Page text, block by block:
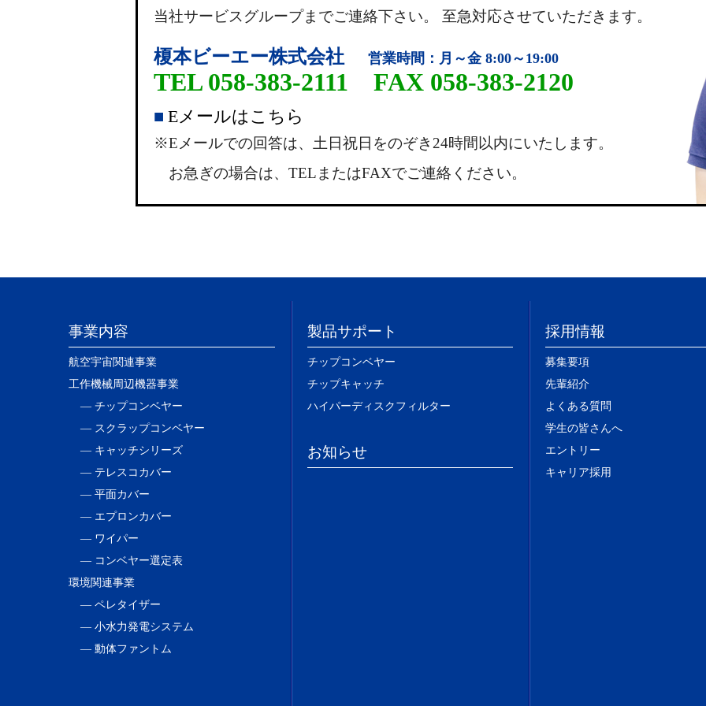
当社サービスグループまでご連絡下さい。 至急対応させていただきます。
榎本ビーエー株式会社 営業時間：月～金 8:00～19:00
TEL 058-383-2111 FAX 058-383-2120
■ Eメールはこちら
※Eメールでの回答は、土日祝日をのぞき24時間以内にいたします。
お急ぎの場合は、TELまたはFAXでご連絡ください。
事業内容
航空宇宙関連事業
工作機械周辺機器事業
― チップコンベヤー
― スクラップコンベヤー
― キャッチシリーズ
― テレスコカバー
― 平面カバー
― エプロンカバー
― ワイパー
― コンベヤー選定表
環境関連事業
― ペレタイザー
― 小水力発電システム
― 動体ファントム
製品サポート
チップコンベヤー
チップキャッチ
ハイパーディスクフィルター
お知らせ
採用情報
募集要項
先輩紹介
よくある質問
学生の皆さんへ
エントリー
キャリア採用